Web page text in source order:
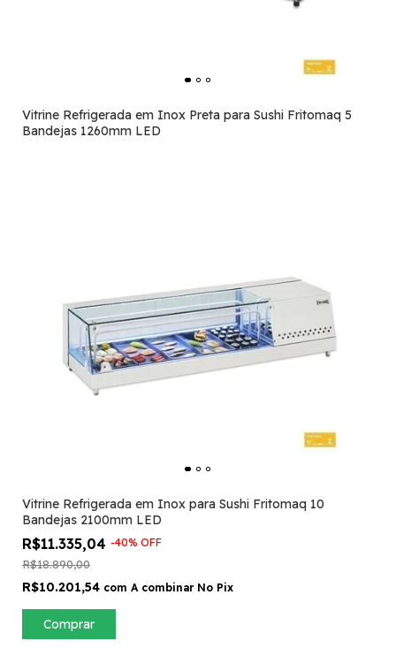
Vitrine Refrigerada em Inox Preta para Sushi Fritomaq 5
Bandejas 1260mm LED
Vitrine Refrigerada em Inox para Sushi Fritomaq 10
Bandejas 2100mm LED
R$11.335,04 -40% OFF
R$18.890,00
R$10.201,54 com A combinar No Pix
Comprar